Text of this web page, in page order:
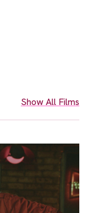
Show All Films